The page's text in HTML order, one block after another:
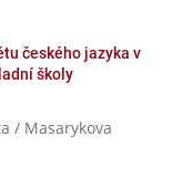
českého jazyka v
školy
/ Masarykova